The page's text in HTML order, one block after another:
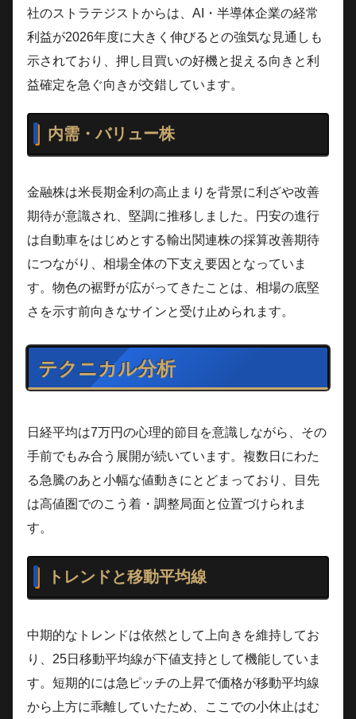
社のストラテジストからは、AI・半導体企業の経常
利益が2026年度に大きく伸びるとの強気な見通しも
示されており、押し目買いの好機と捉える向きと利
益確定を急ぐ向きが交錯しています。
内需・バリュー株
金融株は米長期金利の高止まりを背景に利ざや改善
期待が意識され、堅調に推移しました。円安の進行
は自動車をはじめとする輸出関連株の採算改善期待
につながり、相場全体の下支え要因となっていま
す。物色の裾野が広がってきたことは、相場の底堅
さを示す前向きなサインと受け止められます。
テクニカル分析
日経平均は7万円の心理的節目を意識しながら、その
手前でもみ合う展開が続いています。複数日にわた
る急騰のあと小幅な値動きにとどまっており、目先
は高値圏でのこう着・調整局面と位置づけられま
す。
トレンドと移動平均線
中期的なトレンドは依然として上向きを維持してお
り、25日移動平均線が下値支持として機能していま
す。短期的には急ピッチの上昇で価格が移動平均線
から上方に乖離していたため、ここでの小休止はむ